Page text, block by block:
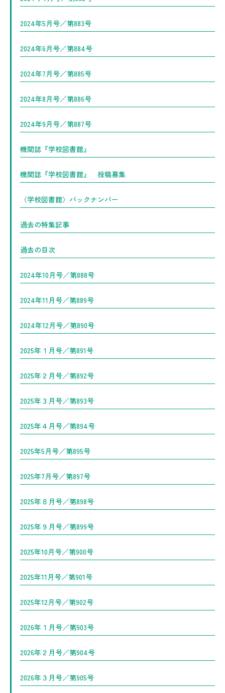
2024年5月号／第883号
2024年6月号／第884号
2024年7月号／第885号
2024年8月号／第886号
2024年9月号／第887号
機関誌『学校図書館』
機関誌『学校図書館』 投稿募集
〈学校図書館〉バックナンバー
過去の特集記事
過去の目次
2024年10月号／第888号
2024年11月号／第889号
2024年12月号／第890号
2025年１月号／第891号
2025年２月号／第892号
2025年３月号／第893号
2025年４月号／第894号
2025年5月号／第895号
2025年7月号／第897号
2025年８月号／第898号
2025年９月号／第899号
2025年10月号／第900号
2025年11月号／第901号
2025年12月号／第902号
2026年１月号／第903号
2026年２月号／第904号
2026年３月号／第905号